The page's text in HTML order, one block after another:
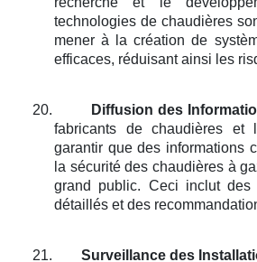
technologies de chaudières
mener à la création de
efficaces, réduisant ainsi les
20. Diffusion des
fabricants de chaudières et
garantir que des informations
la sécurité des chaudières à
grand public. Ceci inclut des
détaillés et des
21. Surveillance des